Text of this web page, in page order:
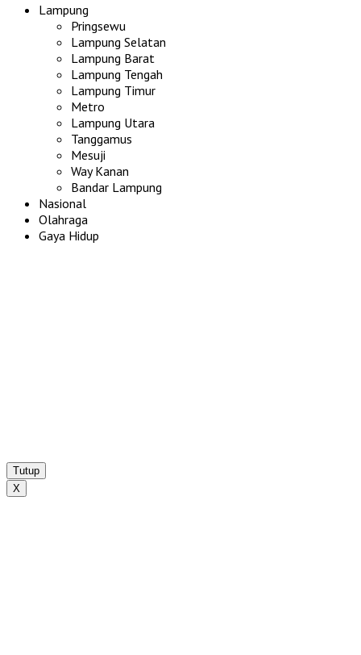
Lampung
Pringsewu
Lampung Selatan
Lampung Barat
Lampung Tengah
Lampung Timur
Metro
Lampung Utara
Tanggamus
Mesuji
Way Kanan
Bandar Lampung
Nasional
Olahraga
Gaya Hidup
Tutup
X